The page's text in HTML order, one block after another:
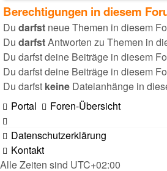
Berechtigungen in diesem
Du darfst neue Themen in diesem
Du darfstAntworten zu Themen in
Du darfst deine Beiträge in diesem
Du darfst deine Beiträge in diesem
Du darfst keine Dateianhänge in
Portal
Foren-Übersicht
Datenschutzerklärung
Kontakt
Alle Zeiten sind UTC+02:00